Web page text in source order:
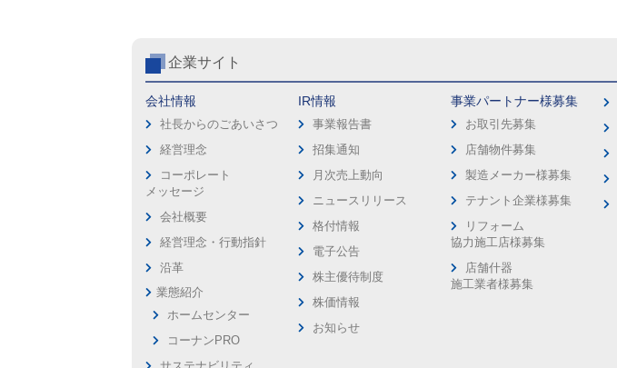
企業サイト
会社情報
社長からのごあいさつ
経営理念
コーポレート
メッセージ
会社概要
経営理念・行動指針
沿革
業態紹介
ホームセンター
コーナンPRO
IR情報
事業報告書
招集通知
月次売上動向
ニュースリリース
格付情報
電子公告
株主優待制度
株価情報
お知らせ
事業パートナー様募集
お取引先募集
店舗物件募集
製造メーカー様募集
テナント企業様募集
リフォーム
協力施工店様募集
店舗什器
施工業者様募集